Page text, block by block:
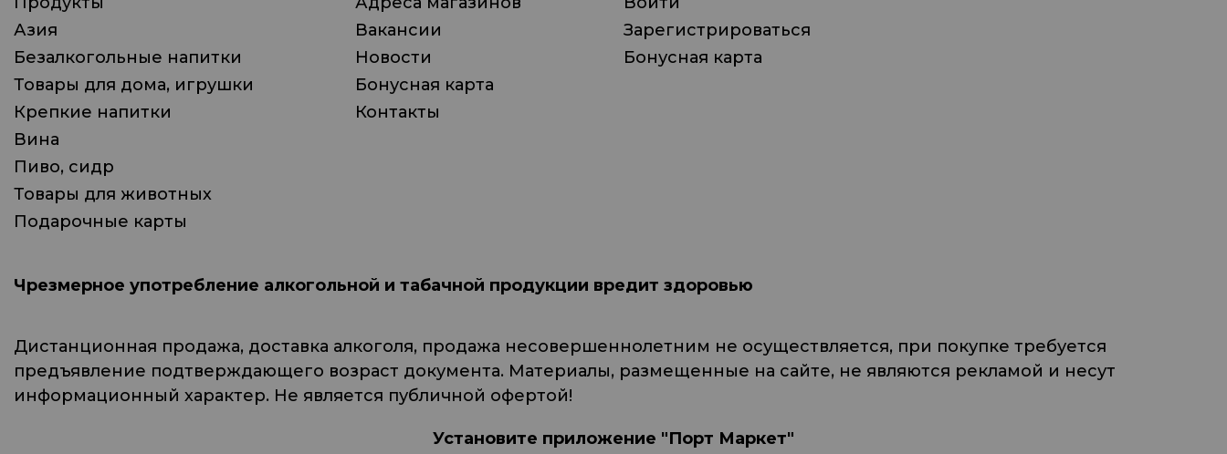
Азия
Безалкогольные напитки
Товары для дома, игрушки
Крепкие напитки
Вина
Пиво, сидр
Товары для животных
Подарочные карты
Вакансии
Новости
Бонусная карта
Контакты
Зарегистрироваться
Бонусная карта
Чрезмерное употребление алкогольной и табачной продукции вредит здоровью
Дистанционная продажа, доставка алкоголя, продажа несовершеннолетним не осуществляется, при покупке требуется
предъявление подтверждающего возраст документа. Материалы, размещенные на сайте, не являются рекламой и несут
информационный характер. Не является публичной офертой!
Установите приложение "Порт Маркет"